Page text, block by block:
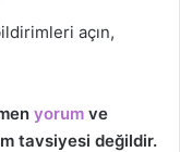
açın,
yorum ve
tavsiyesi değildir.